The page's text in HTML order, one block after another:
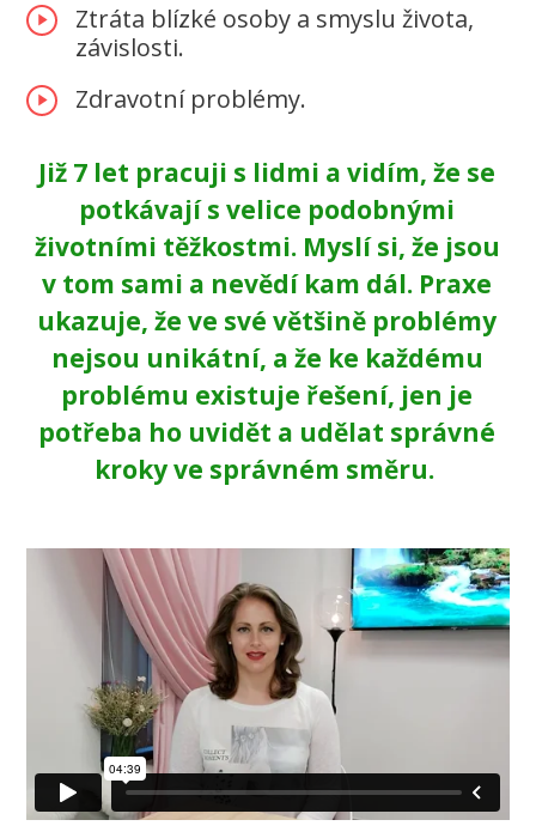
Ztráta blízké osoby a smyslu života,
závislosti.
Zdravotní problémy.
Již 7 let pracuji s lidmi a vidím, že se
potkávají s velice podobnými
životními těžkostmi. Myslí si, že jsou
v tom sami a nevědí kam dál. Praxe
ukazuje, že ve své většině problémy
nejsou unikátní, a že ke každému
problému existuje řešení, jen je
potřeba ho uvidět a udělat správné
kroky ve správném směru.